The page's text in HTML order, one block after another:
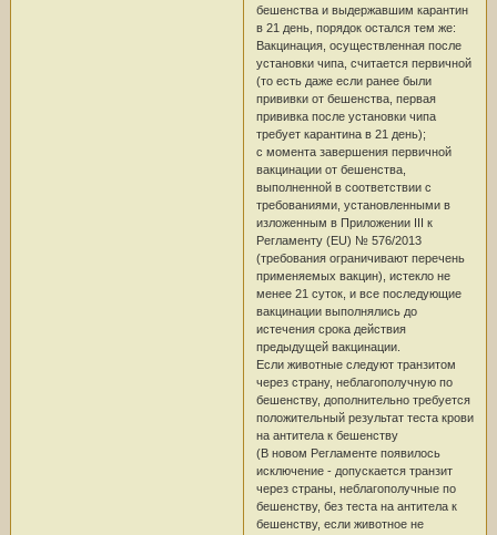
бешенства и выдержавшим карантин
в 21 день, порядок остался тем же:
Вакцинация, осуществленная после
установки чипа, считается первичной
(то есть даже если ранее были
прививки от бешенства, первая
прививка после установки чипа
требует карантина в 21 день);
с момента завершения первичной
вакцинации от бешенства,
выполненной в соответствии с
требованиями, установленными в
изложенным в Приложении III к
Регламенту (EU) № 576/2013
(требования ограничивают перечень
применяемых вакцин), истекло не
менее 21 суток, и все последующие
вакцинации выполнялись до
истечения срока действия
предыдущей вакцинации.
Если животные следуют транзитом
через страну, неблагополучную по
бешенству, дополнительно требуется
положительный результат теста крови
на антитела к бешенству
(В новом Регламенте появилось
исключение - допускается транзит
через страны, неблагополучные по
бешенству, без теста на антитела к
бешенству, если животное не